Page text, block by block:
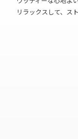
リラックスして、ス